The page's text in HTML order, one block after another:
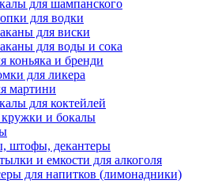
для шампанского
для водки
для виски
для воды и сока
коньяка и бренди
для ликера
мартини
для коктейлей
и бокалы
штофы, декантеры
и емкости для алкоголя
для напитков (лимонадники)